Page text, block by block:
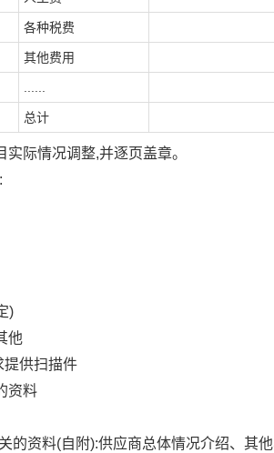
各种税费
其他费用
总计
实际情况调整,并逐页盖章。
)
他
提供扫描件
资料
的资料(自附):供应商总体情况介绍、其